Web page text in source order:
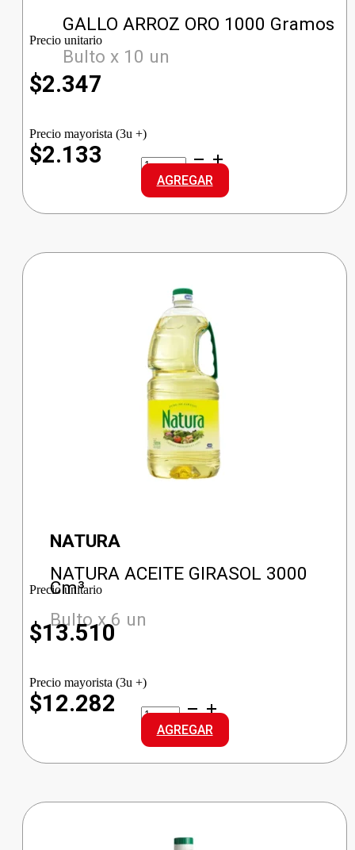
GALLO ARROZ ORO 1000 Gramos
Bulto x 10 un
Precio unitario
$2.347
Precio mayorista (3u +)
$2.133
GALLO
ARROZ
ORO
cantidad
AGREGAR
NATURA
NATURA ACEITE GIRASOL 3000
Cm³
Bulto x 6 un
Precio unitario
$13.510
Precio mayorista (3u +)
$12.282
NATURA
ACEITE
GIRASOL
cantidad
AGREGAR